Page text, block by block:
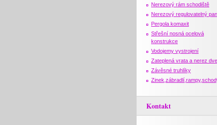
Nerezový rám schodiště
Nerezový regulovatelný
Pergola komaxit
Střešní nosná ocelová
konstrukce
Vodojemy vystrojení
Zateplená vrata a nerez
Závěsné truhlíky
Kontakt